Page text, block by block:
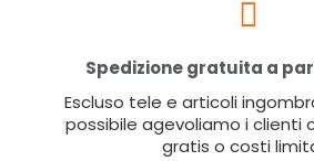
Spedizione gratuita a
Escluso tele e articoli
possibile agevoliamo i clienti
gratis o costi